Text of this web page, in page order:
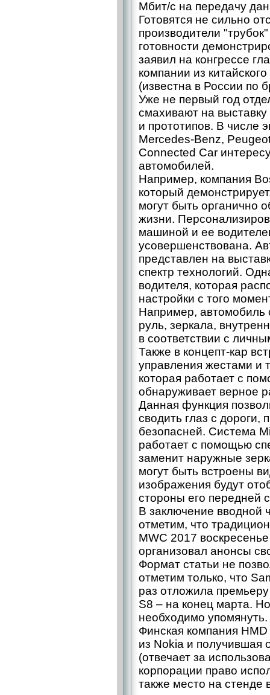
Мбит/с на передачу
Готовятся не сильно
производители
готовности
заявил на конгрессе
компании из
(известна в России по
Уже не первый год
смахивают на
и прототипов. В числе
Mercedes-Benz,
Connected Car
автомобилей.
Например, компания
который
могут быть органично
жизни.
машиной и ее
усовершенствована.
представлен на
спектр технологий.
водителя, которая
настройки с того
Например, автомобиль
руль, зеркала,
в соответствии с
Также в концепт-кар
управления жестами и
которая работает с
обнаруживает верное
Данная функция
сводить глаз с дороги,
безопасней. Система
работает с помощью
заменит наружные
могут быть встроены
изображения будут
стороны его передней
В заключение вводной
отметим, что
MWC 2017
организовал анонсы
Формат статьи не
отметим только, что
раз отложила
S8 – на конец марта.
необходимо упомянуть.
Финская компания
из Nokia и получившая
(отвечает за
корпорации право
также место на стенде